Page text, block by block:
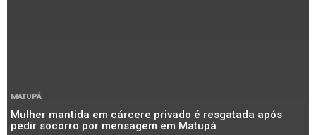
MATUPÁ
Mulher mantida em cárcere privado é resgatada após
pedir socorro por mensagem em Matupá